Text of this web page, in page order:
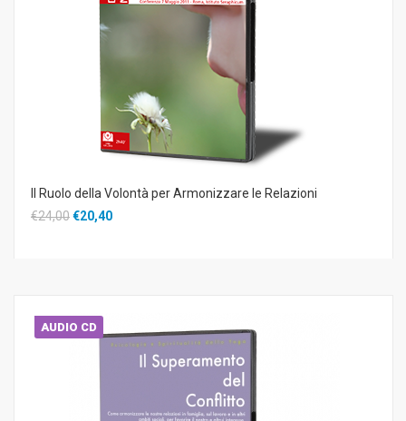
Il Ruolo della Volontà per Armonizzare le Relazioni
€24,00€20,40
AUDIO CD